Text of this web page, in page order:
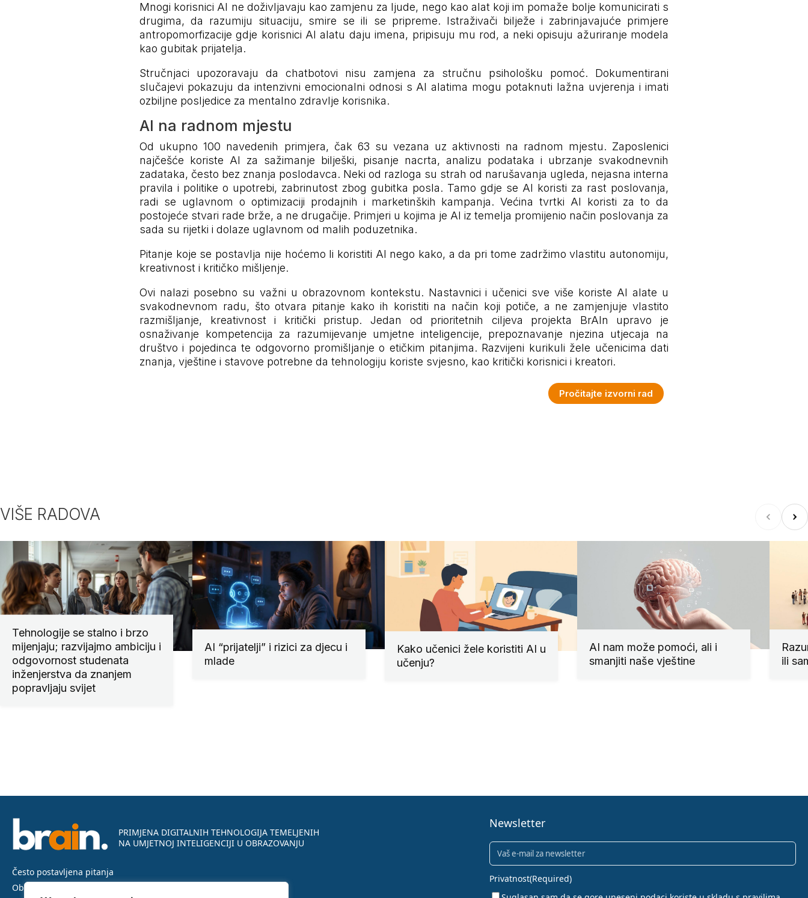
Mnogi korisnici AI ne doživljavaju kao zamjenu za ljude, nego kao alat koji im pomaže bolje komunicirati s
drugima, da razumiju situaciju, smire se ili se pripreme. Istraživači bilježe i zabrinjavajuće primjere
antropomorfizacije gdje korisnici AI alatu daju imena, pripisuju mu rod, a neki opisuju ažuriranje modela
kao gubitak prijatelja.
Stručnjaci upozoravaju da chatbotovi nisu zamjena za stručnu psihološku pomoć. Dokumentirani
slučajevi pokazuju da intenzivni emocionalni odnosi s AI alatima mogu potaknuti lažna uvjerenja i imati
ozbiljne posljedice za mentalno zdravlje korisnika.
AI na radnom mjestu
Od ukupno 100 navedenih primjera, čak 63 su vezana uz aktivnosti na radnom mjestu. Zaposlenici
najčešće koriste AI za sažimanje bilješki, pisanje nacrta, analizu podataka i ubrzanje svakodnevnih
zadataka, često bez znanja poslodavca. Neki od razloga su strah od narušavanja ugleda, nejasna interna
pravila i politike o upotrebi, zabrinutost zbog gubitka posla. Tamo gdje se AI koristi za rast poslovanja,
radi se uglavnom o optimizaciji prodajnih i marketinških kampanja. Većina tvrtki AI koristi za to da
postojeće stvari rade brže, a ne drugačije. Primjeri u kojima je AI iz temelja promijenio način poslovanja za
sada su rijetki i dolaze uglavnom od malih poduzetnika.
Pitanje koje se postavlja nije hoćemo li koristiti AI nego kako, a da pri tome zadržimo vlastitu autonomiju,
kreativnost i kritičko mišljenje.
Ovi nalazi posebno su važni u obrazovnom kontekstu. Nastavnici i učenici sve više koriste AI alate u
svakodnevnom radu, što otvara pitanje kako ih koristiti na način koji potiče, a ne zamjenjuje vlastito
razmišljanje, kreativnost i kritički pristup. Jedan od prioritetnih ciljeva projekta BrAIn upravo je
osnaživanje kompetencija za razumijevanje umjetne inteligencije, prepoznavanje njezina utjecaja na
društvo i pojedinca te odgovorno promišljanje o etičkim pitanjima. Razvijeni kurikuli žele učenicima dati
znanja, vještine i stavove potrebne da tehnologiju koriste svjesno, kao kritički korisnici i kreatori.
Pročitajte izvorni rad
VIŠE RADOVA
Tehnologije se stalno i brzo
mijenjaju; razvijajmo ambiciju i
odgovornost studenata
inženjerstva da znanjem
popravljaju svijet
AI “prijatelji” i rizici za djecu i
mlade
Kako učenici žele koristiti AI u
učenju?
AI nam može pomoći, ali i
smanjiti naše vještine
ili
PRIMJENA DIGITALNIH TEHNOLOGIJA TEMELJENIH
NA UMJETNOJ INTELIGENCIJI U OBRAZOVANJU
Često postavljena pitanja
Obavijest o privatnosti
Newsletter
Newsletter(Required)
Privatnost(Required)